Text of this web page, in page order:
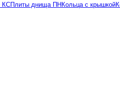
КСПлиты днища ПНКольца с крышкой